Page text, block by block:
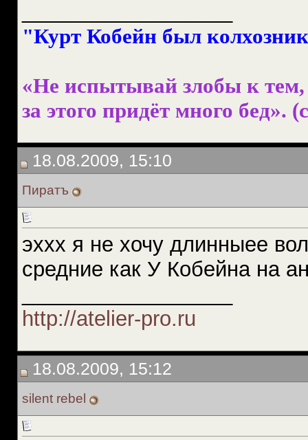
"Курт Кобейн был
«Не испытывай злобы к тем,
за этого придёт много бед».
18.08.2009, 15:10
Пиратъ
эххх я не хочу длинныее
средние как У Кобейна на
http://atelier-pro.ru
18.08.2009, 15:12
silent rebel